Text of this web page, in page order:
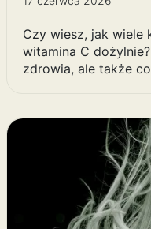
Czy wiesz, jak wiele
witamina C
zdrowia, ale także